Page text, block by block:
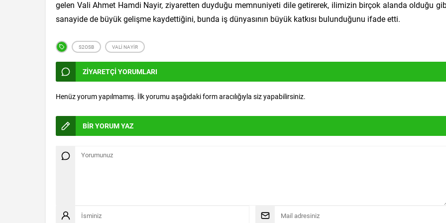
gelen Vali Ahmet Hamdi Nayir, ziyaretten duyduğu memnuniyeti dile getirerek, ilimizin birçok alanda olduğu
sanayide de büyük gelişme kaydettiğini, bunda iş dünyasının büyük katkısı bulunduğunu ifade etti.
S2OSB VALİ NAYİR
ZİYARETÇİ YORUMLARI
Henüz yorum yapılmamış. İlk yorumu aşağıdaki form aracılığıyla siz yapabilirsiniz.
BİR YORUM YAZ